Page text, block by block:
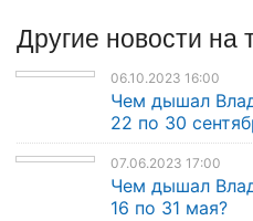
Другие новости на
06.10.2023 16:00
Чем дышал
22 по 30
07.06.2023 17:00
Чем дышал
16 по 31 мая?